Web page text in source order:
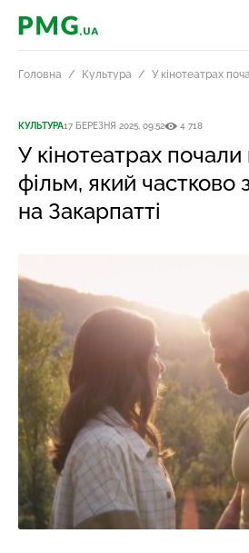
PMG.ua
Головна Культура У кінотеатрах
КУЛЬТУРА17 БЕРЕЗНЯ 2025, 09:52 4 718
У кінотеатрах почали
фільм, який частково
на Закарпатті